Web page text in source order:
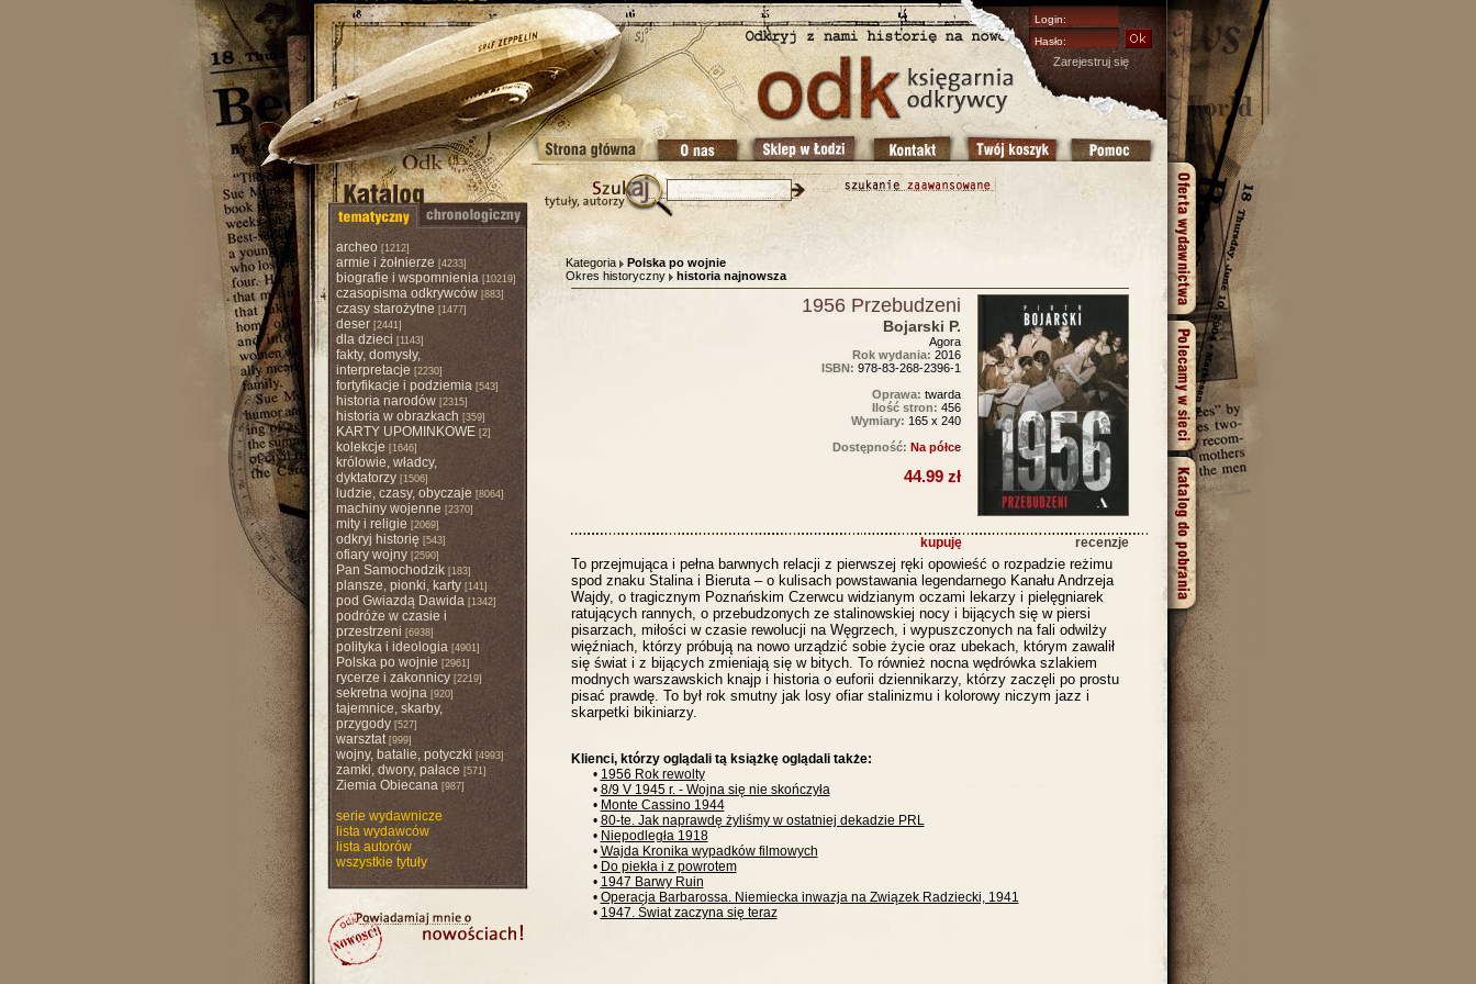
Zarejestruj się
archeo [1212]
armie i żołnierze [4233]
biografie i wspomnienia[10219]
czasopisma odkrywców[883]
czasy starożytne [1477]
deser[2441]
dla dzieci [1143]
fakty, domysły,
interpretacje [2230]
fortyfikacje i podziemia[543]
historia narodów[2315]
historia w obrazkach [359]
KARTY UPOMINKOWE[2]
kolekcje [1646]
królowie, władcy,
dyktatorzy[1506]
ludzie, czasy, obyczaje [8064]
machiny wojenne [2370]
mity i religie [2069]
odkryj historię[543]
ofiary wojny[2590]
Pan Samochodzik[183]
plansze, pionki, karty[141]
pod Gwiazdą Dawida[1342]
podróże w czasie i
przestrzeni [6938]
polityka i ideologia[4901]
Polska po wojnie [2961]
rycerze i zakonnicy[2219]
sekretna wojna[920]
tajemnice, skarby,
przygody[527]
warsztat[999]
wojny, batalie, potyczki [4993]
zamki, dwory, pałace [571]
Ziemia Obiecana[987]
serie wydawnicze
lista wydawców
lista autorów
wszystkie tytuły
Kategoria
Polska po wojnie
Okres historyczny
historia najnowsza
1956 Przebudzeni
Bojarski P.
Agora
Rok wydania: 2016
ISBN: 978-83-268-2396-1
Oprawa: twarda
Ilość stron: 456
Wymiary: 165 x 240
Dostępność: Na półce
44.99 zł
kupuję recenzje
To przejmująca i pełna barwnych relacji z pierwszej ręki opowieść o rozpadzie reżimu
spod znaku Stalina i Bieruta – o kulisach powstawania legendarnego Kanału Andrzeja
Wajdy, o tragicznym Poznańskim Czerwcu widzianym oczami lekarzy i pielęgniarek
ratujących rannych, o przebudzonych ze stalinowskiej nocy i bijących się w piersi
pisarzach, miłości w czasie rewolucji na Węgrzech, i wypuszczonych na fali odwilży
więźniach, którzy próbują na nowo urządzić sobie życie oraz ubekach, którym zawalił
się świat i z bijących zmieniają się w bitych. To również nocna wędrówka szlakiem
modnych warszawskich knajp i historia o euforii dziennikarzy, którzy zaczęli po prostu
pisać prawdę. To był rok smutny jak losy ofiar stalinizmu i kolorowy niczym jazz i
skarpetki bikiniarzy.
Klienci, którzy oglądali tą książkę oglądali także:
• 1956 Rok rewolty
• 8/9 V 1945 r. - Wojna się nie skończyła
• Monte Cassino 1944
• 80-te. Jak naprawdę żyliśmy w ostatniej dekadzie PRL
• Niepodległa 1918
• Wajda Kronika wypadków filmowych
• Do piekła i z powrotem
• 1947 Barwy Ruin
• Operacja Barbarossa. Niemiecka inwazja na Związek Radziecki, 1941
• 1947. Świat zaczyna się teraz